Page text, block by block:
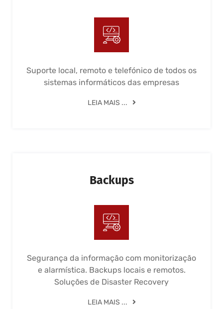
Suporte local, remoto e telefónico de todos os
sistemas informáticos das empresas
LEIA MAIS ...
Backups
Segurança da informação com monitorização
e alarmística. Backups locais e remotos.
Soluções de Disaster Recovery
LEIA MAIS ...